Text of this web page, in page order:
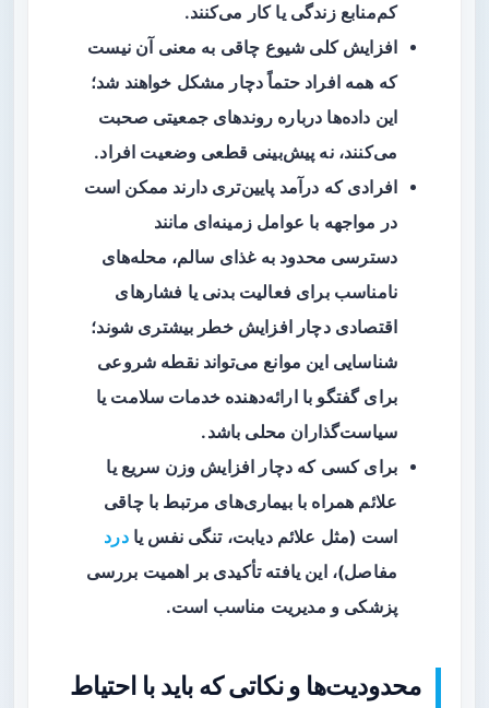
کم‌منابع زندگی یا کار می‌کنند.
افزایش کلی شیوع چاقی به معنی آن نیست
که همه افراد حتماً دچار مشکل خواهند شد؛
این داده‌ها درباره روندهای جمعیتی صحبت
می‌کنند، نه پیش‌بینی قطعی وضعیت افراد.
افرادی که درآمد پایین‌تری دارند ممکن است
در مواجهه با عوامل زمینه‌ای مانند
دسترسی محدود به غذای سالم، محله‌های
نامناسب برای فعالیت بدنی یا فشارهای
اقتصادی دچار افزایش خطر بیشتری شوند؛
شناسایی این موانع می‌تواند نقطه شروعی
برای گفتگو با ارائه‌دهنده خدمات سلامت یا
سیاست‌گذاران محلی باشد.
برای کسی که دچار افزایش وزن سریع یا
علائم همراه با بیماری‌های مرتبط با چاقی
است (مثل علائم دیابت، تنگی نفس یادرد
مفاصل)، این یافته تأکیدی بر اهمیت بررسی
پزشکی و مدیریت مناسب است.
محدودیت‌ها و نکاتی که باید با احتیاط